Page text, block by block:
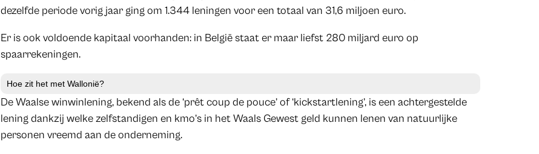
dezelfde periode vorig jaar ging om 1.344 leningen voor een totaal van 31,6 miljoen euro.
Er is ook voldoende kapitaal voorhanden: in België staat er maar liefst 280 miljard euro op
spaarrekeningen.
Hoe zit het met Wallonië?
De Waalse winwinlening, bekend als de ‘prêt coup de pouce’ of ‘kickstartlening’, is een achtergestelde
lening dankzij welke zelfstandigen en kmo’s in het Waals Gewest geld kunnen lenen van natuurlijke
personen vreemd aan de onderneming.